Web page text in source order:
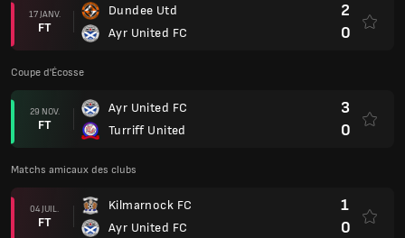
17 JANV.
FT
Dundee Utd
Ayr United FC
2
0
Coupe d'Écosse
29 NOV.
FT
Ayr United FC
Turriff United
3
0
Matchs amicaux des clubs
04 JUIL.
FT
Kilmarnock FC
Ayr United FC
1
0